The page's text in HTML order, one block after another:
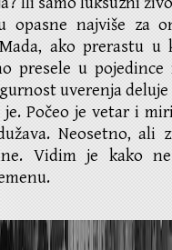
opasne najviše za
ako prerastu
presele u
uverenja
Počeo je vetar i
Neosetno, ali
Vidim je kako